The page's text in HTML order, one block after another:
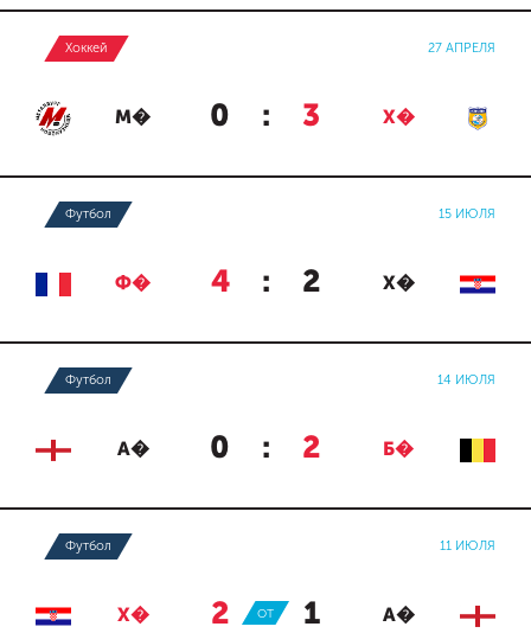
Хоккей 27 АПРЕЛЯ
М� 0 : 3 Х�
Футбол 15 ИЮЛЯ
Ф� 4 : 2 Х�
Футбол 14 ИЮЛЯ
А� 0 : 2 Б�
Футбол 11 ИЮЛЯ
Х� 2 : 1 А�
ОТ